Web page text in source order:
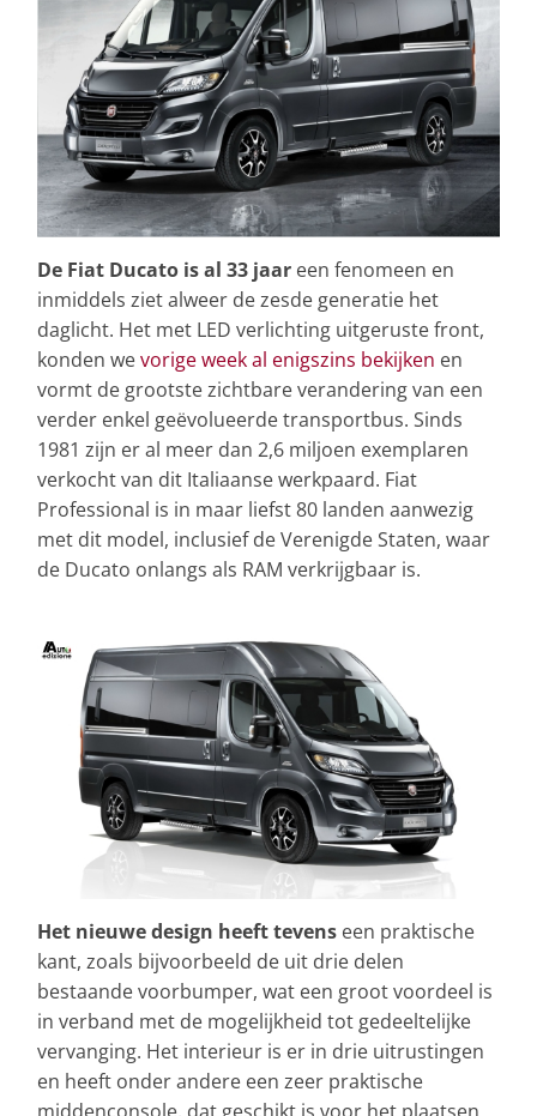
De Fiat Ducato is al 33 jaar een fenomeen en
inmiddels ziet alweer de zesde generatie het
daglicht. Het met LED verlichting uitgeruste front,
konden wevorige week al enigszins bekijken en
vormt de grootste zichtbare verandering van een
verder enkel geëvolueerde transportbus. Sinds
1981 zijn er al meer dan 2,6 miljoen exemplaren
verkocht van dit Italiaanse werkpaard. Fiat
Professional is in maar liefst 80 landen aanwezig
met dit model, inclusief de Verenigde Staten, waar
de Ducato onlangs als RAM verkrijgbaar is.
Het nieuwe design heeft tevens een praktische
kant, zoals bijvoorbeeld de uit drie delen
bestaande voorbumper, wat een groot voordeel is
in verband met de mogelijkheid tot gedeeltelijke
vervanging. Het interieur is er in drie uitrustingen
en heeft onder andere een zeer praktische